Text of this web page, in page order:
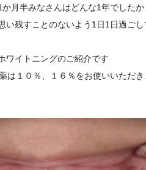
月半みなさんはどんな1年でしたか
い残すことのないよう1日1日過ご
ワイトニングのご紹介です
は１０％、１６％をお使いいただき